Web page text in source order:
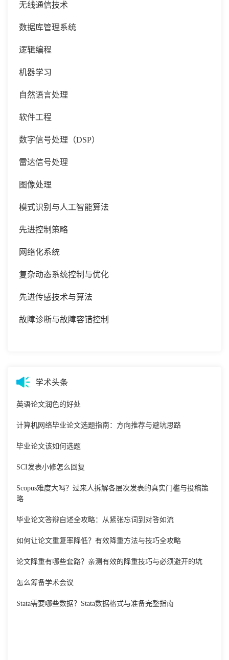
无线通信技术
数据库管理系统
逻辑编程
机器学习
自然语言处理
软件工程
数字信号处理（DSP）
雷达信号处理
图像处理
模式识别与人工智能算法
先进控制策略
网络化系统
复杂动态系统控制与优化
先进传感技术与算法
故障诊断与故障容错控制
学术头条
英语论文润色的好处
计算机网络毕业论文选题指南：方向推荐与避坑思路
毕业论文该如何选题
SCI发表小修怎么回复
Scopus难度大吗？过来人拆解各层次发表的真实门槛与投稿策
略
毕业论文答辩自述全攻略：从紧张忘词到对答如流
如何让论文重复率降低？有效降重方法与技巧全攻略
论文降重有哪些套路？亲测有效的降重技巧与必须避开的坑
怎么筹备学术会议
Stata需要哪些数据？Stata数据格式与准备完整指南